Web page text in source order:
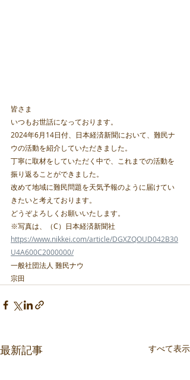
皆さま
いつもお世話になっております。
2024年6月14日付、日本経済新聞において、難民ナ
ウの活動を紹介していただきました。
丁寧に取材をしていただく中で、これまでの活動を
振り返ることができました。
改めて地域に難民問題を天気予報のように届けてい
きたいと考えております。
どうぞよろしくお願いいたします。
※写真は、（C）日本経済新聞社
https://www.nikkei.com/article/DGXZQOUD042B30
U4A600C2000000/
一般社団法人 難民ナウ
宗田
最新記事 すべて表示